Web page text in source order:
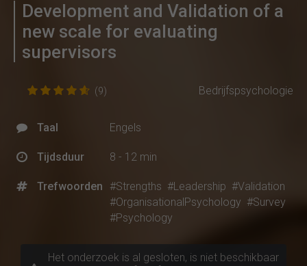
Development and Validation of a
new scale for evaluating
supervisors
(9) Bedrijfspsychologie
Taal Engels
Tijdsduur 8 - 12 min
Trefwoorden #Strengths #Leadership #Validation
#OrganisationalPsychology #Survey
#Psychology
Het onderzoek is al gesloten, is niet beschikbaar